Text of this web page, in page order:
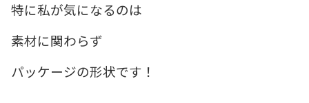
特に私が気になるのは
素材に関わらず
パッケージの形状です！